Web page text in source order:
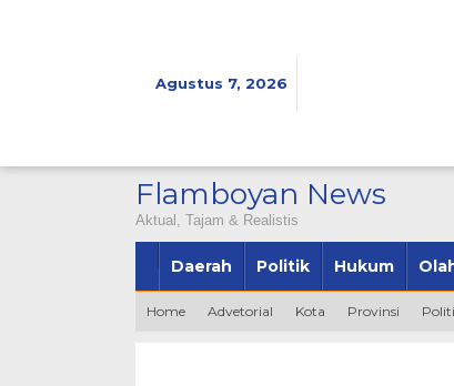
Agustus 7, 2026
Flamboyan News
Aktual, Tajam & Realistis
Daerah Politik Hukum
Home Advetorial Kota Provinsi